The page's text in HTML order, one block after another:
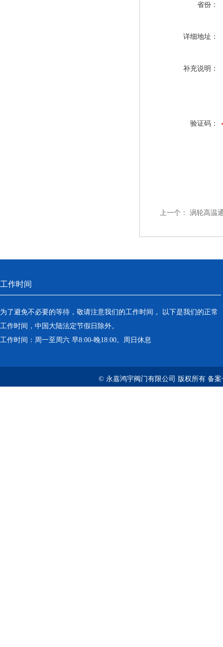
省份：
详细地址：
补充说明：
验证码：
上一个： 涡轮高温
工作时间
为了避免不必要的等待，敬请注意我们的工作时间 。以下是我们的正常
工作时间，中国大陆法定节假日除外。
工作时间：周一至周六 早8:00-晚18:00。周日休息
© 永嘉鸿宇阀门有限公司 版权所有 备案